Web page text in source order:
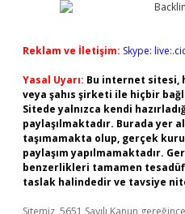
Reklam ve İletişim: Skype:
Yasal Uyarı: Bu internet sitesi,
veya şahıs şirketi ile hiçbir
Sitede yalnızca kendi
paylaşılmaktadır. Burada yer
taşımamakta olup, gerçek
paylaşım yapılmamaktadır.
benzerlikleri tamamen
taslak halindedir ve tavsiye
Sitemiz, 5651 Sayılı Kanun